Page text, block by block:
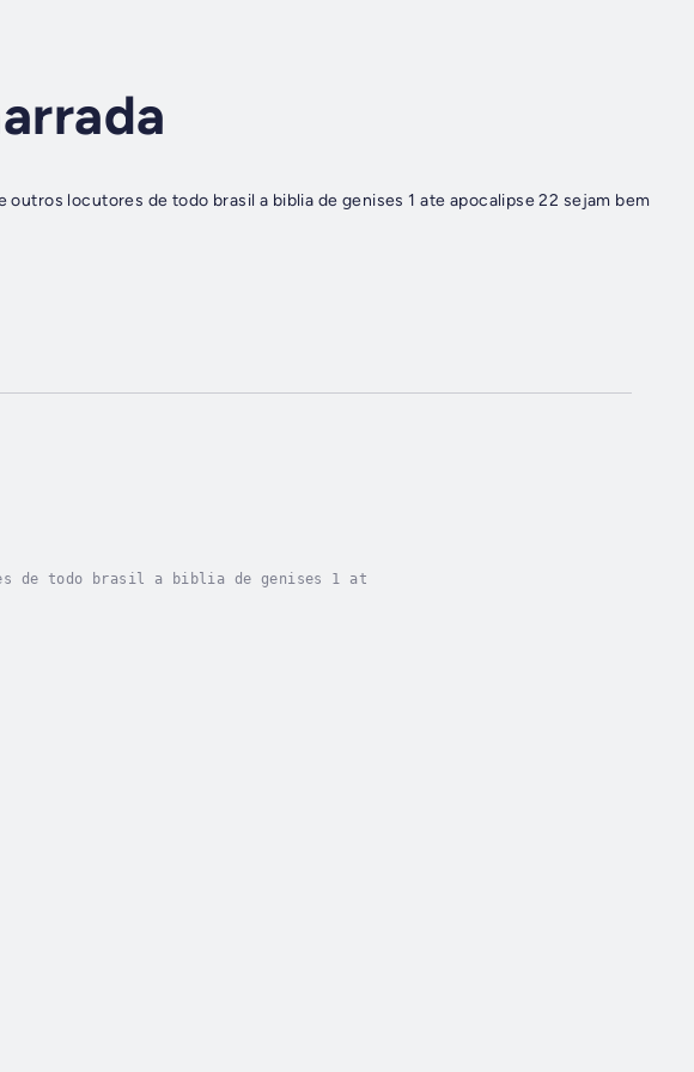
outros locutores de todo brasil a biblia de genises 1 ate apocalipse 22 sejam bem
de todo brasil a biblia de genises 1 at